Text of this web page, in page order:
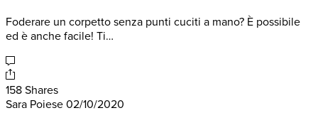
Foderare un corpetto senza punti cuciti a mano? È possibile
ed è anche facile! Ti…
158 Shares
Sara Poiese 02/10/2020